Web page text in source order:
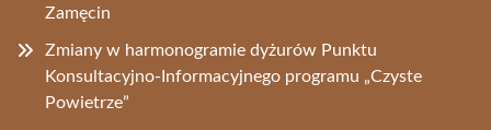
Zamęcin
Zmiany w harmonogramie dyżurów Punktu
Konsultacyjno-Informacyjnego programu „Czyste
Powietrze”